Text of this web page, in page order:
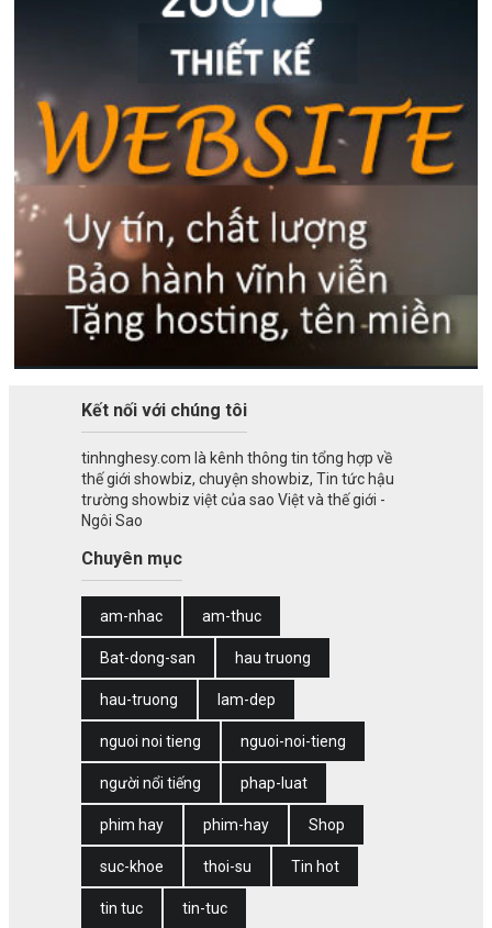
Kết nối với chúng tôi
tinhnghesy.com là kênh thông tin tổng hợp về
thế giới showbiz, chuyện showbiz, Tin tức hậu
trường showbiz việt của sao Việt và thế giới -
Ngôi Sao
Chuyên mục
am-nhac am-thuc
Bat-dong-san hau truong
hau-truong lam-dep
nguoi noi tieng nguoi-noi-tieng
người nổi tiếng phap-luat
phim hay phim-hay Shop
suc-khoe thoi-su Tin hot
tin tuc tin-tuc